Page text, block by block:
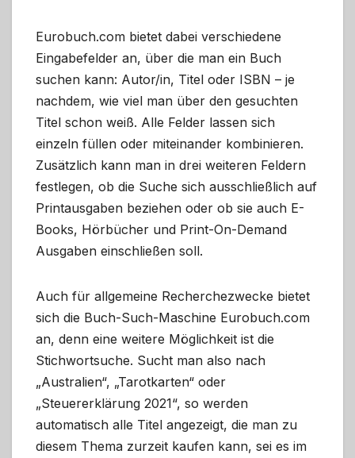
Eurobuch.com bietet dabei verschiedene
Eingabefelder an, über die man ein Buch
suchen kann: Autor/in, Titel oder ISBN – je
nachdem, wie viel man über den gesuchten
Titel schon weiß. Alle Felder lassen sich
einzeln füllen oder miteinander kombinieren.
Zusätzlich kann man in drei weiteren Feldern
festlegen, ob die Suche sich ausschließlich auf
Printausgaben beziehen oder ob sie auch E-
Books, Hörbücher und Print-On-Demand
Ausgaben einschließen soll.
Auch für allgemeine Recherchezwecke bietet
sich die Buch-Such-Maschine Eurobuch.com
an, denn eine weitere Möglichkeit ist die
Stichwortsuche. Sucht man also nach
„Australien“, „Tarotkarten“ oder
„Steuererklärung 2021“, so werden
automatisch alle Titel angezeigt, die man zu
diesem Thema zurzeit kaufen kann, sei es im